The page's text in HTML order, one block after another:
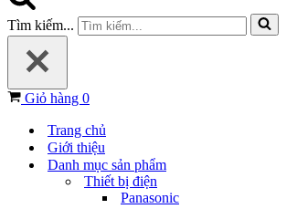
Tìm kiếm...
Giỏ hàng 0
Trang chủ
Giới thiệu
Danh mục sản phẩm
Thiết bị điện
Panasonic